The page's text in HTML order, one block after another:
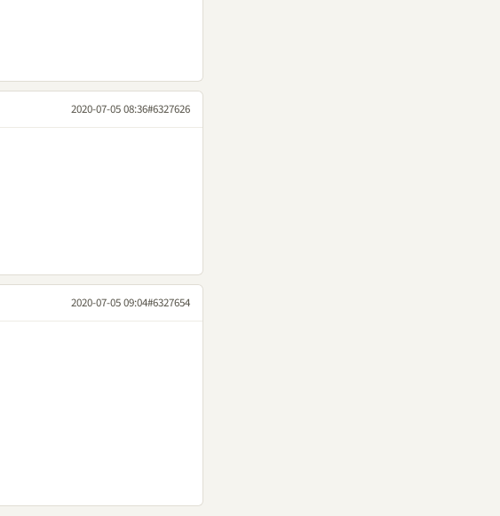
2020-07-05 08:36#6327626
2020-07-05 09:04#6327654